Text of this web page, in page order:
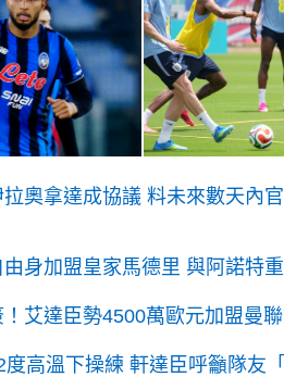
奧拿達成協議 料未來數天內
身加盟皇家馬德里 與阿諾特
艾達臣勢4500萬歐元加盟曼
高溫下操練 軒達臣呼籲隊友「